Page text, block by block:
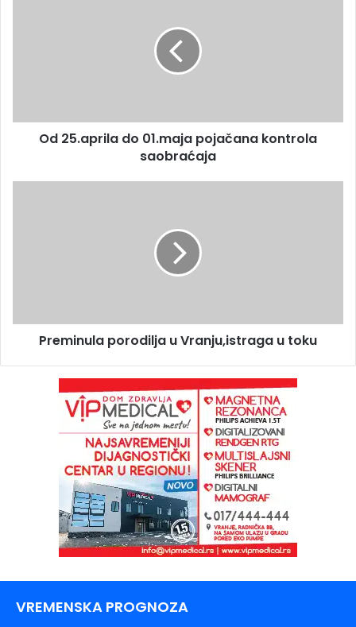
Od 25.aprila do 01.maja pojačana kontrola
saobraćaja
Preminula porodilja u Vranju,istraga u toku
VREMENSKA PROGNOZA